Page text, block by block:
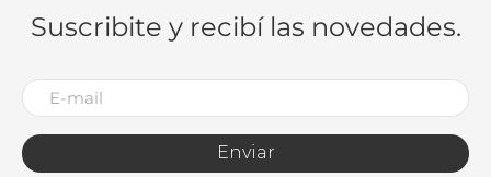
Suscribite y recibí las novedades.
Enviar